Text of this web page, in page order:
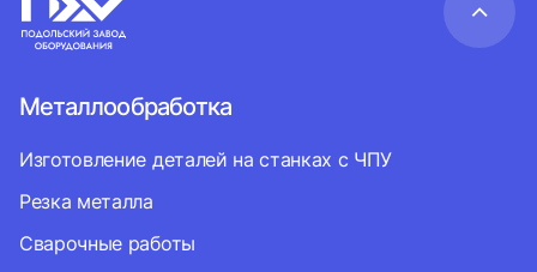
Металлообработка
Изготовление деталей на станках с ЧПУ
Резка металла
Сварочные работы